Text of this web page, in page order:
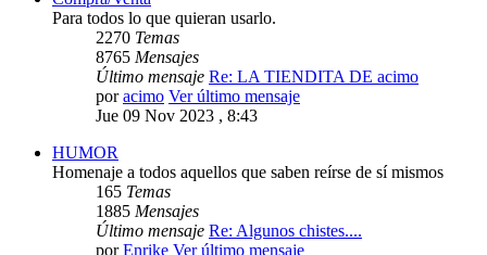
Para todos lo que quieran usarlo.
2270 Temas
8765 Mensajes
Último mensaje Re: LA TIENDITA DE acimo
poracimo Ver último mensaje
Jue 09 Nov 2023 , 8:43
HUMOR
Homenaje a todos aquellos que saben reírse de sí mismos
165 Temas
1885 Mensajes
Último mensaje Re: Algunos chistes....
porEnrike Ver último mensaje